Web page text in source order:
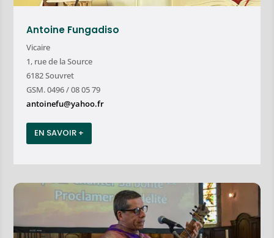
Antoine Fungadiso
Vicaire
1, rue de la Source
6182 Souvret
GSM. 0496 / 08 05 79
antoinefu@yahoo.fr
EN SAVOIR +